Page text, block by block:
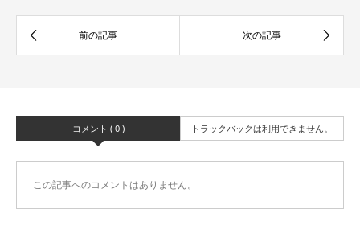
コメント ( 0 ) トラックバックは利用できません。
この記事へのコメントはありません。